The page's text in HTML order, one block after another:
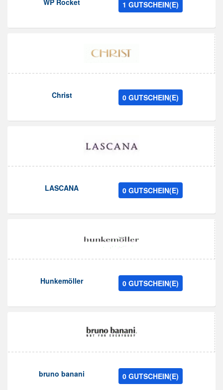
WP Rocket 1 GUTSCHEIN(E)
Christ 0 GUTSCHEIN(E)
LASCANA 0 GUTSCHEIN(E)
Hunkemöller 0 GUTSCHEIN(E)
bruno banani 0 GUTSCHEIN(E)